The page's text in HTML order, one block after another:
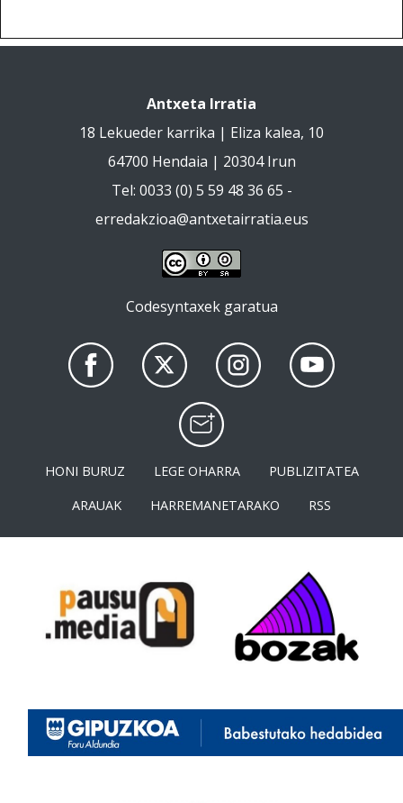
Antxeta Irratia
18 Lekueder karrika | Eliza kalea, 10
64700 Hendaia | 20304 Irun
Tel: 0033 (0) 5 59 48 36 65 -
erredakzioa@antxetairratia.eus
Codesyntaxek garatua
HONI BURUZ LEGE OHARRA
PUBLIZITATEA
ARAUAK
HARREMANETARAKO RSS